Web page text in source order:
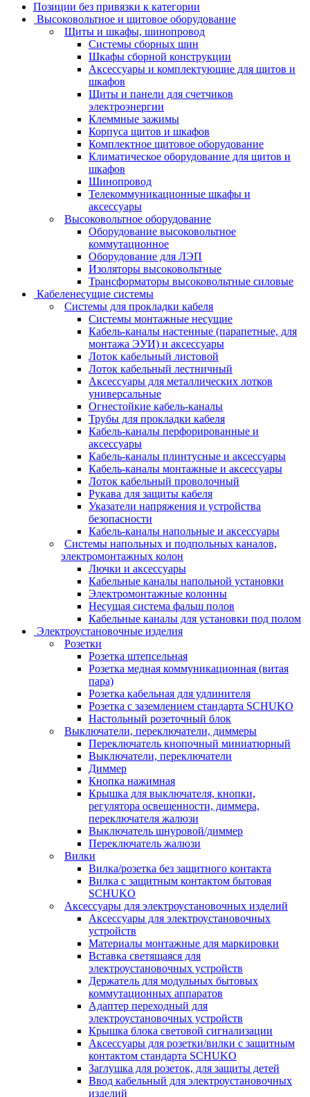
Позиции без привязки к категории
Высоковольтное и щитовое оборудование
Щиты и шкафы, шинопровод
Системы сборных шин
Шкафы сборной конструкции
Аксессуары и комплектующие для щитов и
шкафов
Щиты и панели для счетчиков
электроэнергии
Клеммные зажимы
Корпуса щитов и шкафов
Комплектное щитовое оборудование
Климатическое оборудование для щитов и
шкафов
Шинопровод
Телекоммуникационные шкафы и
аксессуары
Высоковольтное оборудование
Оборудование высоковольтное
коммутационное
Оборудование для ЛЭП
Изоляторы высоковольтные
Трансформаторы высоковольтные силовые
Кабеленесущие системы
Системы для прокладки кабеля
Системы монтажные несущие
Кабель-каналы настенные (парапетные, для
монтажа ЭУИ) и аксессуары
Лоток кабельный листовой
Лоток кабельный лестничный
Аксессуары для металлических лотков
универсальные
Огнестойкие кабель-каналы
Трубы для прокладки кабеля
Кабель-каналы перфорированные и
аксессуары
Кабель-каналы плинтусные и аксессуары
Кабель-каналы монтажные и аксессуары
Лоток кабельный проволочный
Рукава для защиты кабеля
Указатели напряжения и устройства
безопасности
Кабель-каналы напольные и аксессуары
Системы напольных и подпольных каналов,
электромонтажных колон
Лючки и аксессуары
Кабельные каналы напольной установки
Электромонтажные колонны
Несущая система фальш полов
Кабельные каналы для установки под полом
Электроустановочные изделия
Розетки
Розетка штепсельная
Розетка медная коммуникационная (витая
пара)
Розетка кабельная для удлинителя
Розетка с заземлением стандарта SCHUKO
Настольный розеточный блок
Выключатели, переключатели, диммеры
Переключатель кнопочный миниатюрный
Выключатели, переключатели
Диммер
Кнопка нажимная
Крышка для выключателя, кнопки,
регулятора освещенности, диммера,
переключателя жалюзи
Выключатель шнуровой/диммер
Переключатель жалюзи
Вилки
Вилка/розетка без защитного контакта
Вилка с защитным контактом бытовая
SCHUKO
Аксессуары для электроустановочных изделий
Аксессуары для электроустановочных
устройств
Материалы монтажные для маркировки
Вставка светящаяся для
электроустановочных устройств
Держатель для модульных бытовых
коммутационных аппаратов
Адаптер переходный для
электроустановочных устройств
Крышка блока световой сигнализации
Аксессуары для розетки/вилки с защитным
контактом стандарта SCHUKO
Заглушка для розеток, для защиты детей
Ввод кабельный для электроустановочных
изделий